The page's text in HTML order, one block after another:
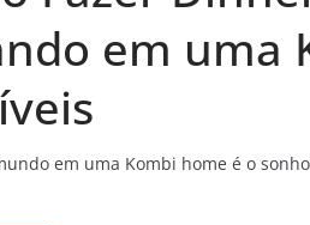
em uma
em uma Kombi home é o